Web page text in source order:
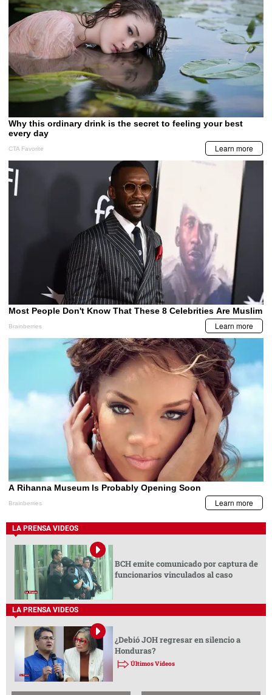
LA PRENSA VIDEOS
BCH emite comunicado por captura de
funcionarios vinculados al caso
LA PRENSA VIDEOS
¿Debió JOH regresar en silencio a
Honduras?
Últimos Videos